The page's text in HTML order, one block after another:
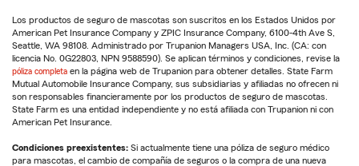
Los productos de seguro de mascotas son suscritos en los Estados Unidos por
American Pet Insurance Company y ZPIC Insurance Company, 6100-4th Ave S,
Seattle, WA 98108. Administrado por Trupanion Managers USA, Inc. (CA: con
licencia No. 0G22803, NPN 9588590). Se aplican términos y condiciones, revise la
póliza completa en la página web de Trupanion para obtener detalles. State Farm
Mutual Automobile Insurance Company, sus subsidiarias y afiliadas no ofrecen ni
son responsables financieramente por los productos de seguro de mascotas.
State Farm es una entidad independiente y no está afiliada con Trupanion ni con
American Pet Insurance.
Condiciones preexistentes: Si actualmente tiene una póliza de seguro médico
para mascotas, el cambio de compañía de seguros o la compra de una nueva